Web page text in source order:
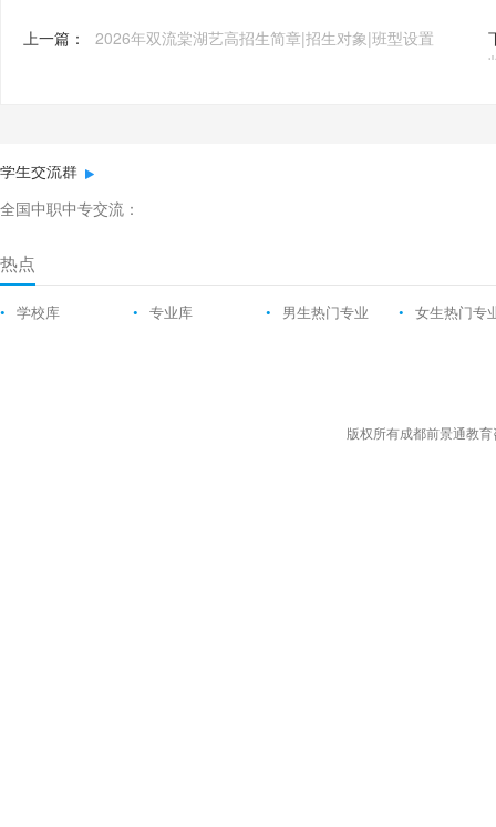
上一篇： 2026年双流棠湖艺高招生简章|招生对象|班型设置
学生交流群
全国中职中专交流：
热点
• 学校库 • 专业库 • 男生热门专业 • 女生热门专
版权所有成都前景通教